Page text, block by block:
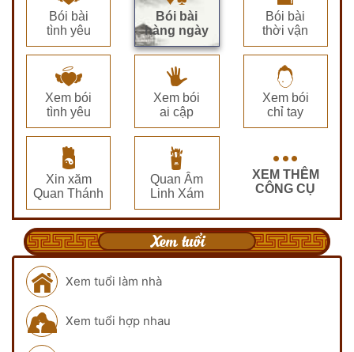
Bói bài
tình yêu
Bói bài
hàng ngày
Bói bài
thời vận
Xem bói
tình yêu
Xem bói
ai cập
Xem bói
chỉ tay
Xin xăm
Quan Thánh
Quan Âm
Linh Xám
XEM THÊM
CÔNG CỤ
Xem tuổi
Xem tuổi làm nhà
Xem tuổi hợp nhau